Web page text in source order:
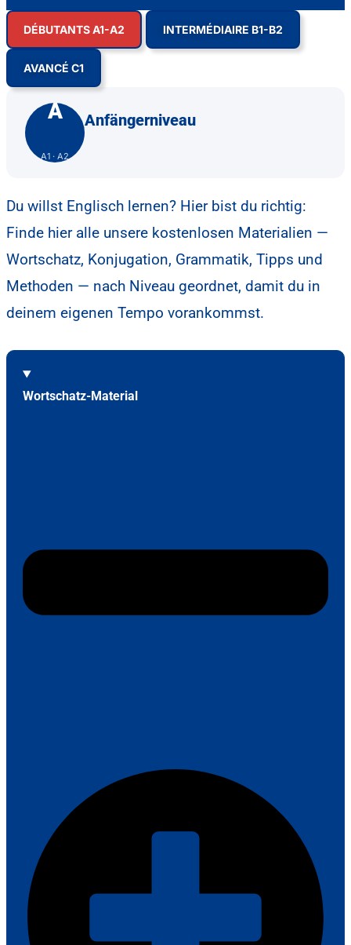
DÉBUTANTS A1-A2 INTERMÉDIAIRE B1-B2
AVANCÉ C1
A
A1 · A2
Anfängerniveau
Du willst Englisch lernen? Hier bist du richtig:
Finde hier alle unsere kostenlosen Materialien —
Wortschatz, Konjugation, Grammatik, Tipps und
Methoden — nach Niveau geordnet, damit du in
deinem eigenen Tempo vorankommst.
Wortschatz-Material